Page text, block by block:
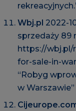
Wbj.pl 2022-
sprzedaży 89
https://wbj.pl/
for-sale-in-
“Robyg
w Warszawie”